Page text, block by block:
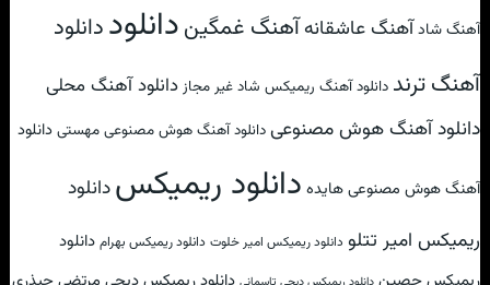
آهنگ شادآهنگ عاشقانهآهنگ غمگیندانلوددانلود
آهنگ ترند دانلود آهنگ ریمیکس شاد غیر مجاز دانلود آهنگ محلی
دانلود آهنگ هوش مصنوعیدانلود آهنگ هوش مصنوعی مهستیدانلود
آهنگ هوش مصنوعی هایده دانلود ریمیکسدانلود
ریمیکس امیر تتلو دانلود ریمیکس امیر خلوت دانلود ریمیکس بهرام دانلود